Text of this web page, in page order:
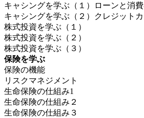
キャシングを学ぶ（１）ローンと消
キャシングを学ぶ（２）クレジット
株式投資を学ぶ（１）
株式投資を学ぶ（２）
株式投資を学ぶ（３）
保険を学ぶ
保険の機能
リスクマネジメント
生命保険の仕組み1
生命保険の仕組み２
生命保険の仕組み３